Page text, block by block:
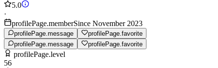
5.0
·
profilePage.memberSince November 2023
profilePage.message
profilePage.favorite
profilePage.message
profilePage.favorite
profilePage.level
56